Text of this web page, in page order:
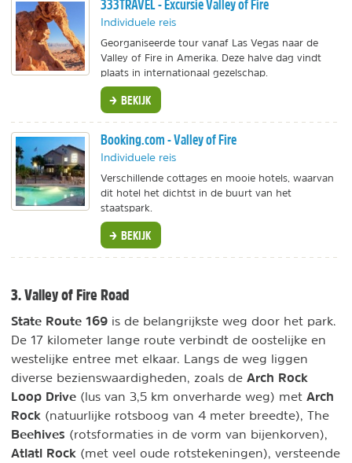
333TRAVEL - Excursie Valley of Fire
Individuele reis
Georganiseerde tour vanaf Las Vegas naar de
Valley of Fire in Amerika. Deze halve dag vindt
plaats in internationaal gezelschap.
BEKIJK
Booking.com - Valley of Fire
Individuele reis
Verschillende cottages en mooie hotels, waarvan
dit hotel het dichtst in de buurt van het
staatspark.
BEKIJK
3. Valley of Fire Road
State Route 169 is de belangrijkste weg door het park.
De 17 kilometer lange route verbindt de oostelijke en
westelijke entree met elkaar. Langs de weg liggen
diverse bezienswaardigheden, zoals de Arch Rock
Loop Drive (lus van 3,5 km onverharde weg) met Arch
Rock (natuurlijke rotsboog van 4 meter breedte), The
Beehives (rotsformaties in de vorm van bijenkorven),
Atlatl Rock (met veel oude rotstekeningen), versteende